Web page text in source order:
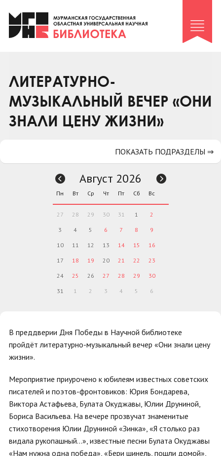
Клуб «Гиря и сельдерей»
Клуб «Семейный архив»
Коллегам
Контакты
ЛИТЕРАТУРНО-
МУЗЫКАЛЬНЫЙ ВЕЧЕР «ОНИ
ЗНАЛИ ЦЕНУ ЖИЗНИ»
В преддверии Дня Победы в Научной библиотеке
пройдёт литературно-музыкальный вечер «Они знали цену
жизни».
Мероприятие приурочено к юбилеям известных советских
писателей и поэтов-фронтовиков: Юрия Бондарева,
Виктора Астафьева, Булата Окуджавы, Юлии Друниной,
Бориса Васильева. На вечере прозвучат знаменитые
стихотворения Юлии Друниной «Зинка», «Я столько раз
видала рукопашный…», известные песни Булата Окуджавы
«Нам нужна одна победа», «Бери шинель, пошли домой»,
ПОКАЗАТЬ ПОДРАЗДЕЛЫ ⇒
Август 2026
Пн Вт Ср Чт Пт Сб Вс
27 28 29 30 31 1 2
3 4 5 6 7 8 9
10 11 12 13 14 15 16
17 18 19 20 21 22 23
24 25 26 27 28 29 30
31 1 2 3 4 5 6